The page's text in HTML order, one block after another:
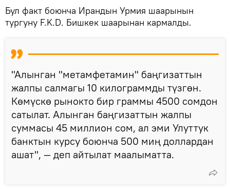
Бул факт боюнча Ирандын Урмия шаарынын
тургуну F.K.D. Бишкек шаарынан кармалды.
"Алынган "метамфетамин" баңгизаттын
жалпы салмагы 10 килограммды түзгөн.
Көмүскө рынокто бир граммы 4500 сомдон
сатылат. Алынган баңгизаттын жалпы
суммасы 45 миллион сом, ал эми Улуттук
банктын курсу боюнча 500 миң доллардан
ашат", — деп айтылат маалыматта.